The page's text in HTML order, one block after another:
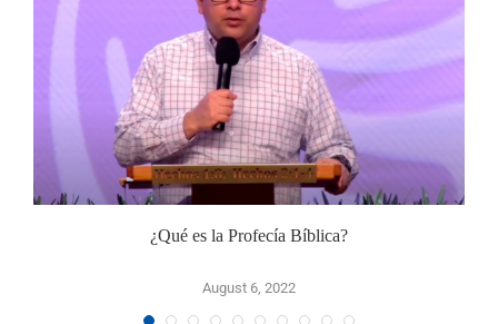
¿Qué es la Profecía Bíblica?
August 6, 2022